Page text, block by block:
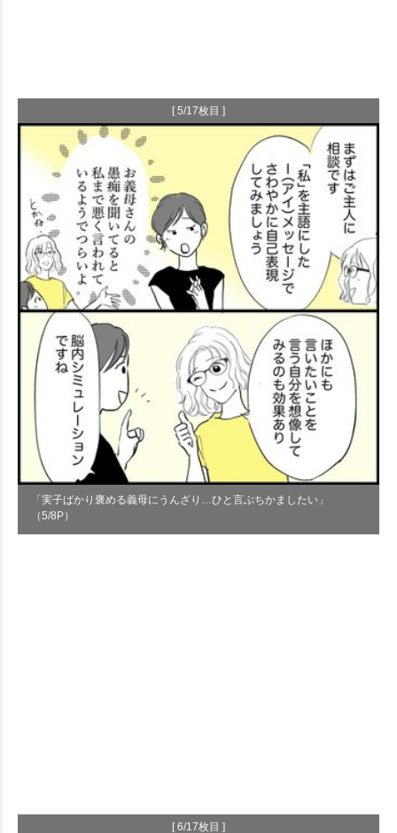
[ 5/17枚目 ]
「実子ばかり褒める義母にうんざり…ひと言ぶちかましたい」
（5/8P）
[ 6/17枚目 ]